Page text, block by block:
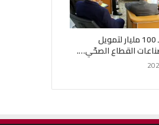
خط تمويل بـ 100 مليار لتمويل
القطاع الصحّي….